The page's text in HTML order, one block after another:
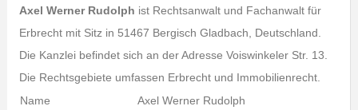
Axel Werner Rudolph ist Rechtsanwalt und Fachanwalt für
Erbrecht mit Sitz in 51467 Bergisch Gladbach, Deutschland.
Die Kanzlei befindet sich an der Adresse Voiswinkeler Str. 13.
Die Rechtsgebiete umfassen Erbrecht und Immobilienrecht.
Name
Axel Werner Rudolph